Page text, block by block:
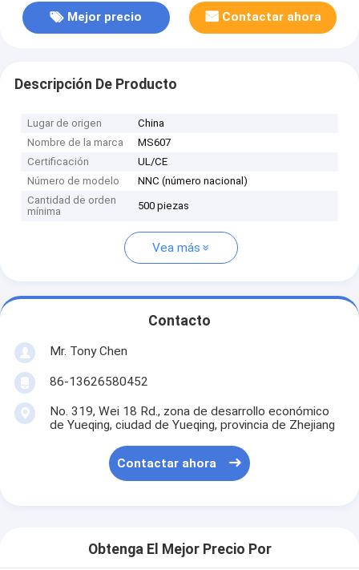
Mejor precio Contactar ahora
Descripción De Producto
Lugar de origen
China
Nombre de la marca
MS607
Certificación
UL/CE
Número de modelo
NNC (número nacional)
Cantidad de orden
mínima
500 piezas
Vea más
Contacto
Mr. Tony Chen
86-13626580452
No. 319, Wei 18 Rd., zona de desarrollo económico
de Yueqing, ciudad de Yueqing, provincia de Zhejiang
Contactar ahora
Obtenga El Mejor Precio Por